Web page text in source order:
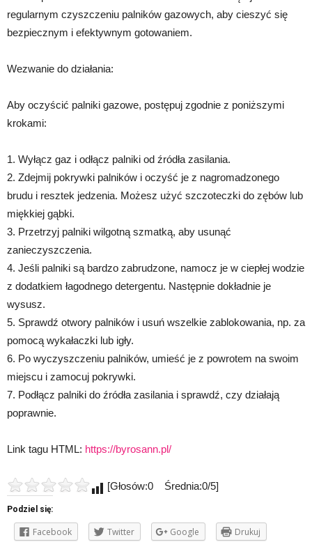
regularnym czyszczeniu palników gazowych, aby cieszyć się
bezpiecznym i efektywnym gotowaniem.
Wezwanie do działania:
Aby oczyścić palniki gazowe, postępuj zgodnie z poniższymi
krokami:
1. Wyłącz gaz i odłącz palniki od źródła zasilania.
2. Zdejmij pokrywki palników i oczyść je z nagromadzonego
brudu i resztek jedzenia. Możesz użyć szczoteczki do zębów lub
miękkiej gąbki.
3. Przetrzyj palniki wilgotną szmatką, aby usunąć
zanieczyszczenia.
4. Jeśli palniki są bardzo zabrudzone, namocz je w ciepłej wodzie
z dodatkiem łagodnego detergentu. Następnie dokładnie je
wysusz.
5. Sprawdź otwory palników i usuń wszelkie zablokowania, np. za
pomocą wykałaczki lub igły.
6. Po wyczyszczeniu palników, umieść je z powrotem na swoim
miejscu i zamocuj pokrywki.
7. Podłącz palniki do źródła zasilania i sprawdź, czy działają
poprawnie.
Link tagu HTML: https://byrosann.pl/
[Głosów:0 Średnia:0/5]
Podziel się:
Facebook Twitter Google Drukuj